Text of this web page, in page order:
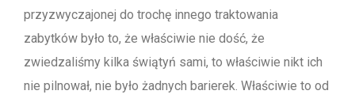
przyzwyczajonej do trochę innego traktowania
zabytków było to, że właściwie nie dość, że
zwiedzaliśmy kilka świątyń sami, to właściwie nikt ich
nie pilnował, nie było żadnych barierek. Właściwie to od